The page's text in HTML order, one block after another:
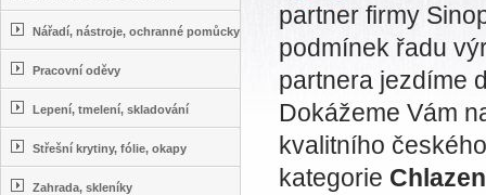
partner firmy
podmínek řadu
partnera jezdíme
Dokážeme Vám
kvalitního
kategorie
Nářadí, nástroje, ochranné pomůcky
Pracovní oděvy
Lepení, tmelení, skladování
Střešní krytiny, fólie, okapy
Zahrada, skleníky